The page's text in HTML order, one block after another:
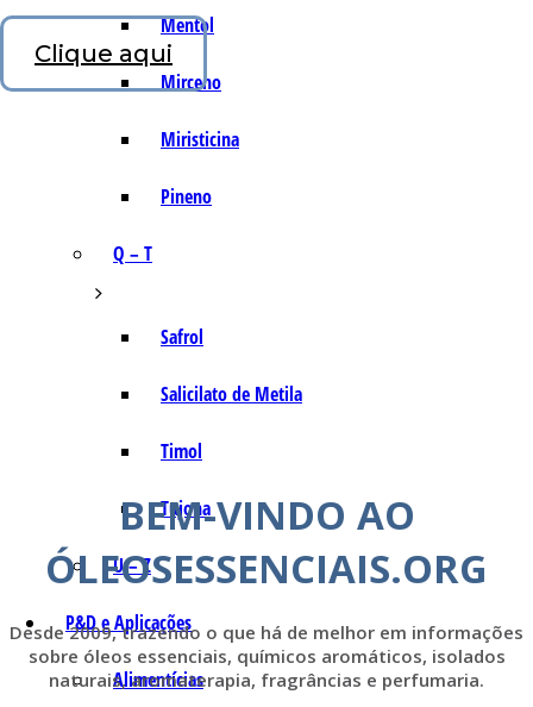
Mentol
Mirceno
Miristicina
Pineno
Q – T
Safrol
Salicilato de Metila
Timol
Tujona
U – Z
P&D e Aplicações
Alimentícias
Clique aqui
BEM-VINDO AO
ÓLEOSESSENCIAIS.ORG
Desde 2009, trazendo o que há de melhor em informações
sobre óleos essenciais, químicos aromáticos, isolados
naturais, aromaterapia, fragrâncias e perfumaria.